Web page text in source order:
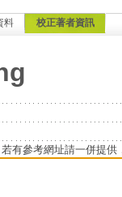
料 校正著者資訊
有參考網址請一併提供